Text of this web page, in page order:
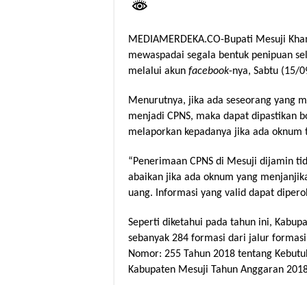
MEDIAMERDEKA.CO-Bupati Mesuji
mewaspadai segala bentuk penipuan
melalui akun facebook-nya, Sabtu (15/
Menurutnya, jika ada seseorang yang
menjadi CPNS, maka dapat dipastikan
melaporkan kepadanya jika ada
“Penerimaan CPNS di Mesuji dijamin
abaikan jika ada oknum yang
uang. Informasi yang valid dapat
Seperti diketahui pada tahun ini,
sebanyak 284 formasi dari jalur
Nomor: 255 Tahun 2018 tentang
Kabupaten Mesuji Tahun Anggaran